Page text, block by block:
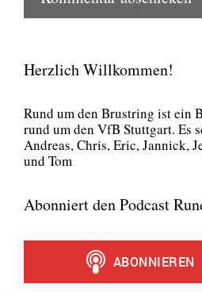
Herzlich Willkommen!
Rund um den Brust­ring ist ein
rund um den VfB Stutt­gart. Es
Andre­as, Chris, Eric, Jan­nick,
und Tom
Abonniert den Podcast